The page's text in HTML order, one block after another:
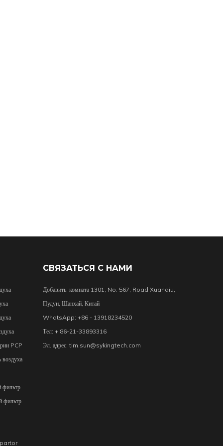
PCP
воздуха
фильтр
фильтр
СВЯЗАТЬСЯ С НАМИ
Добавить: комната 1301, No. 567, Road Xuanqiu,
Пудун, Шанхай, Китай
WhatsApp: +86 - 13918234520
Тел: + 86-21-33893316
Эл. адрес: tim.sun@sykingtech.com